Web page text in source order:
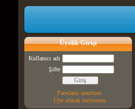
Üyelik Girişi
Kullanıcı adı
Şifre
Parolamı unuttum
Üye olmak istiyorum